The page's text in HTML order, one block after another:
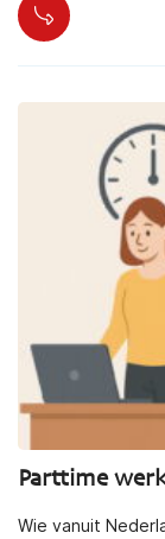
Parttime
Wie vanuit